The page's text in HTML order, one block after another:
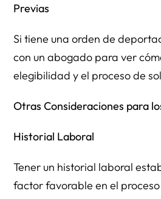
Previas
Si tiene una orden de
con un abogado para ver
elegibilidad y el proceso de
Otras Consideraciones para
Historial Laboral
Tener un historial laboral
factor favorable en el